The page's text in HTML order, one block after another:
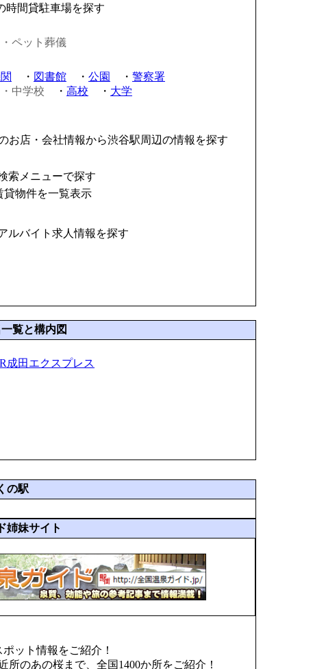
時間貸駐車場を探す
・ペット葬儀
・ 図書館 ・ 公園 ・ 警察署
・中学校 ・ 高校 ・ 大学
お店・会社情報から渋谷駅周辺の情報を探す
索メニューで探す
貸物件を一覧表示
ルバイト求人情報を探す
覧と構内図
成田エクスプレス
の駅
姉妹サイト
ット情報をご紹介！
所のあの桜まで、全国1400か所をご紹介！